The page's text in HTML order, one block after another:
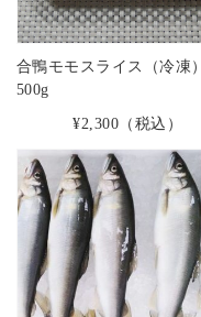
合鴨モモスライス（冷凍）
500g
¥2,300 （税込）